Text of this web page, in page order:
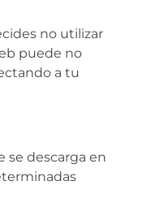
no utilizar
puede no
a tu
se descarga en